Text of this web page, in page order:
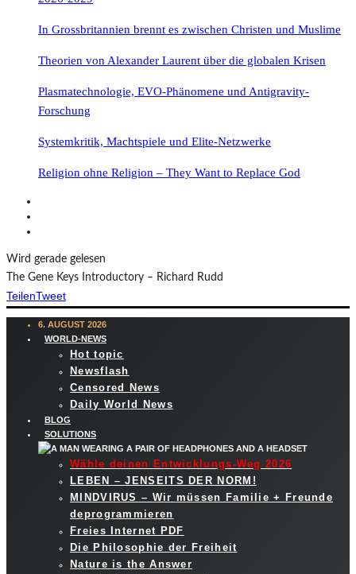
In Grossbritannien brennt es zwischen Christen und Muslime
Theorien von Alexander Laurent über die globalen Krisen
Plasmatechnologie, EVO-Phänomene und Antigravity-
Forschung
Systemkritik, Machtspiele und Elite-Netzwerke
Religion ohne Religion – They Want to Replace God
Wird gerade gelesen
The Gene Keys Introductory – Richard Rudd
TeilenTweet
6. AUGUST 2026
WORLD-NEWS
Hot topic
Newsflash
Censored News
Daily World News
BLOG
SOLUTIONS
Wähle deinen Entwicklungs-Weg 2026
LEBEN – JENSEITS DER NORM!
MINDVIRUS – Wir müssen Familie + Freunde
deprogrammieren
Freies Internet PDF
Die Philosophie der Freiheit
Nature is the Answer